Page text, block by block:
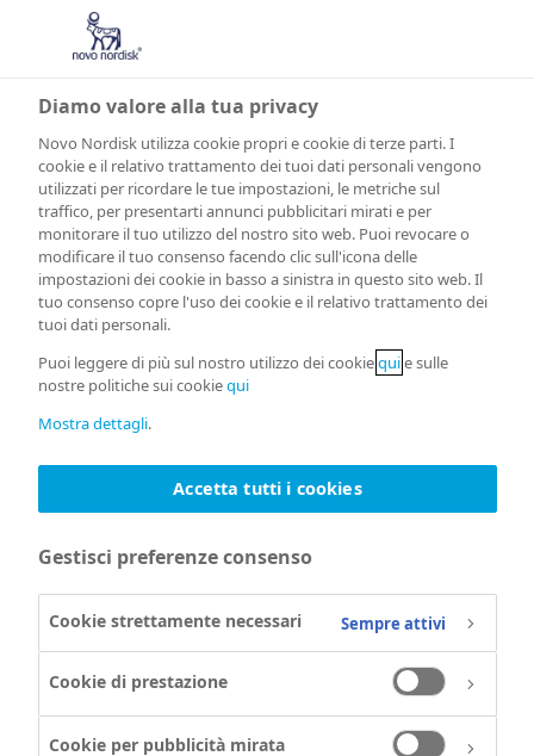
Diamo valore alla tua privacy
Novo Nordisk utilizza cookie propri e cookie di terze parti. I
cookie e il relativo trattamento dei tuoi dati personali vengono
utilizzati per ricordare le tue impostazioni, le metriche sul
traffico, per presentarti annunci pubblicitari mirati e per
monitorare il tuo utilizzo del nostro sito web. Puoi revocare o
modificare il tuo consenso facendo clic sull'icona delle
impostazioni dei cookie in basso a sinistra in questo sito web. Il
tuo consenso copre l'uso dei cookie e il relativo trattamento dei
tuoi dati personali.
Puoi leggere di più sul nostro utilizzo dei cookiequie sulle
nostre politiche sui cookiequi
Mostra dettagli.
Accetta tutti i cookies
Gestisci preferenze consenso
Cookie strettamente necessari Sempre attivi
Cookie di prestazione
Cookie per pubblicità mirata